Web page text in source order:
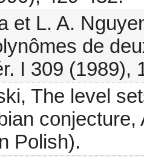
et L. A.
de
I 309 (1989),
The level
Polish).